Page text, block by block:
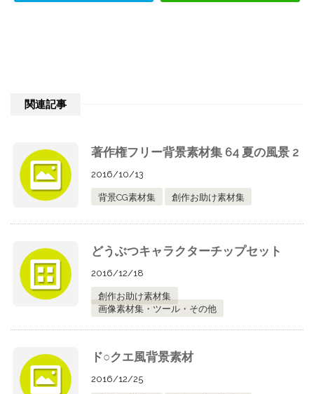
関連記事
著作権フリー背景素材集 64 夏の風景 2
2016/10/13
背景CG素材集 創作お助け素材集
どうぶつキャラクターチップセット
2016/12/18
創作お助け素材集
画像素材集・ツール・その他
ド○クエ風背景素材
2016/12/25